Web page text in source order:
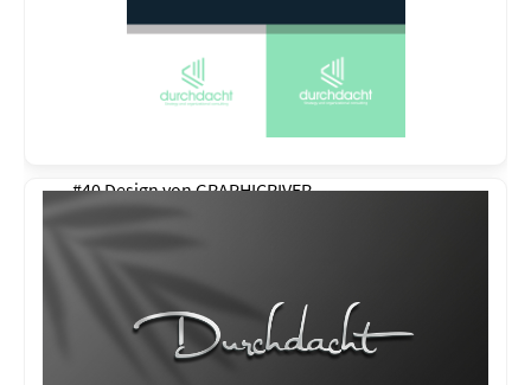
#40 Design vonGRAPHICRIVER